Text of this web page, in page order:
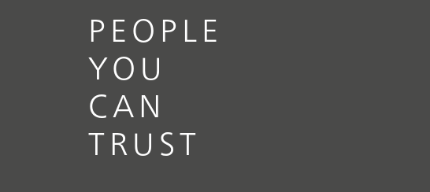
PEOPLE
YOU
CAN
TRUST